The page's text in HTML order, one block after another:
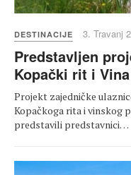
DESTINACIJE 3. Travanj
Predstavljen
Kopački rit i
Projekt zajedničke
Kopačkoga rita i vinskog
predstavili predstavnici…